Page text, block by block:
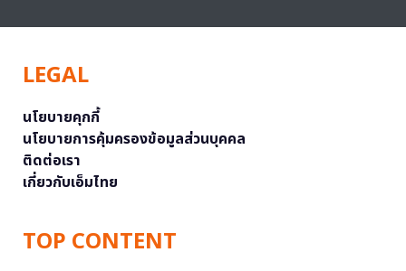
LEGAL
นโยบายคุกกี้
นโยบายการคุ้มครองข้อมูลส่วนบุคคล
ติดต่อเรา
เกี่ยวกับเอ็มไทย
TOP CONTENT